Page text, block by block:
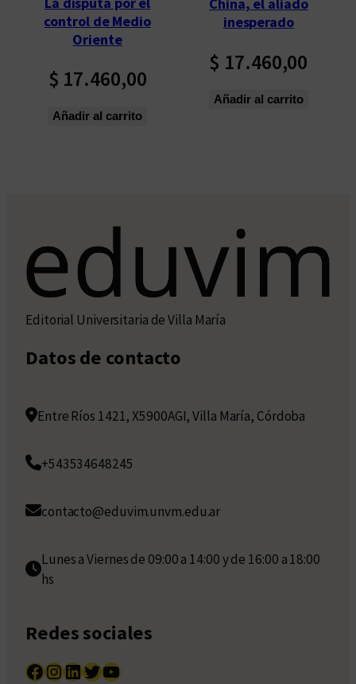
control de Medio
Oriente
$ 17.460,00
Añadir al carrito
China, el aliado
inesperado
$ 17.460,00
Añadir al carrito
Editorial Universitaria de Villa María
Datos de contacto
Entre Ríos 1421, X5900AGI, Villa María, Córdoba
+543534648245
contacto@eduvim.unvm.edu.ar
Lunes a Viernes de 09:00 a 14:00 y de 16:00 a 18:00
hs
Redes sociales
Facebook InstagramLinkedIn Twitter YouTube